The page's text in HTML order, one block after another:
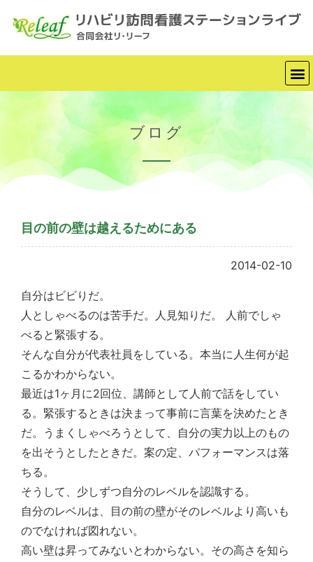
ブログ
目の前の壁は越えるためにある
2014-02-10
自分はビビりだ。
人としゃべるのは苦手だ。人見知りだ。 人前でしゃ
べると緊張する。
そんな自分が代表社員をしている。本当に人生何が起
こるかわからない。
最近は1ヶ月に2回位、講師として人前で話をしてい
る。緊張するときは決まって事前に言葉を決めたとき
だ。うまくしゃべろうとして、自分の実力以上のもの
を出そうとしたときだ。案の定、パフォーマンスは落
ちる。
そうして、少しずつ自分のレベルを認識する。
自分のレベルは、目の前の壁がそのレベルより高いも
のでなければ図れない。
高い壁は昇ってみないとわからない。その高さを知ら